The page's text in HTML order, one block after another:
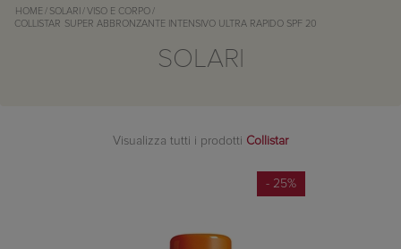
HOME / SOLARI / VISO E CORPO /
COLLISTAR SUPER ABBRONZANTE INTENSIVO ULTRA RAPIDO SPF 20
SOLARI
Visualizza tutti i prodotti Collistar
- 25%